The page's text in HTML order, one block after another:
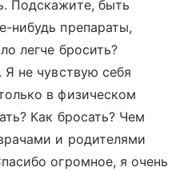
Подскажите, быть
нибудь препараты,
легче бросить?
не чувствую себя
в физическом
Как бросать? Чем
и родителями
огромное, я очень